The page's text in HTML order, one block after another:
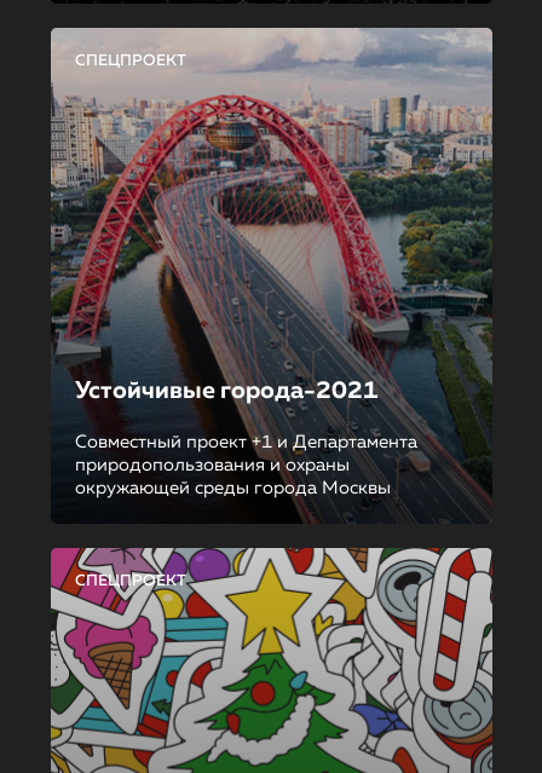
СПЕЦПРОЕКТ
Устойчивые города-2021
Совместный проект +1 и Департамента
природопользования и охраны
окружающей среды города Москвы
СПЕЦПРОЕКТ